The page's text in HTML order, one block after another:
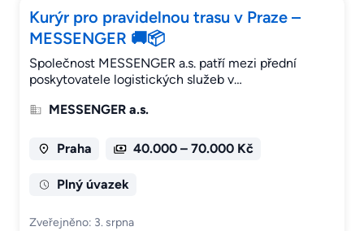
Kurýr pro pravidelnou trasu v Praze –
MESSENGER 🚚📦
Společnost MESSENGER a.s. patří mezi přední
poskytovatele logistických služeb v…
MESSENGER a.s.
Praha 40.000 – 70.000 Kč
Plný úvazek
Zveřejněno: 3. srpna